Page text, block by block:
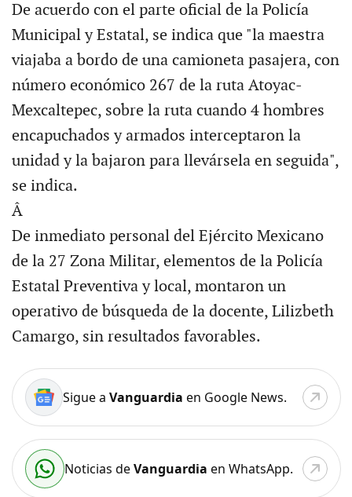
De acuerdo con el parte oficial de la Policía
Municipal y Estatal, se indica que "la maestra
viajaba a bordo de una camioneta pasajera, con
número económico 267 de la ruta Atoyac-
Mexcaltepec, sobre la ruta cuando 4 hombres
encapuchados y armados interceptaron la
unidad y la bajaron para llevársela en seguida",
se indica.
Â
De inmediato personal del Ejército Mexicano
de la 27 Zona Militar, elementos de la Policía
Estatal Preventiva y local, montaron un
operativo de búsqueda de la docente, Lilizbeth
Camargo, sin resultados favorables.
Sigue a Vanguardia en Google News.
Noticias deVanguardia en WhatsApp.